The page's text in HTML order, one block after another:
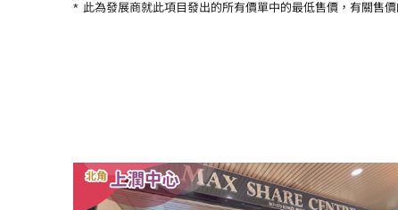
* 此為發展商就此項目發出的所有價單中的最低售價，有關售